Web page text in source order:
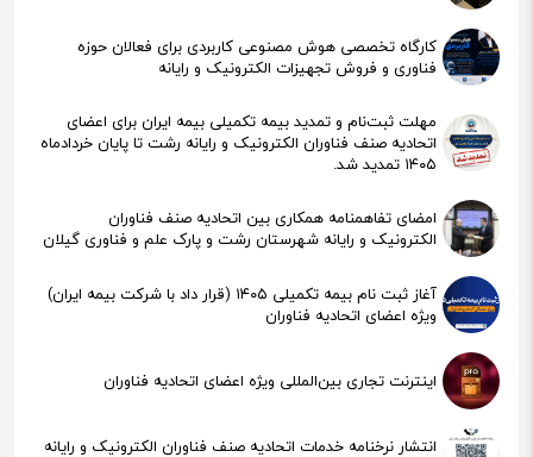
کارگاه تخصصی هوش مصنوعی کاربردی برای فعالان حوزه
فناوری و فروش تجهیزات الکترونیک و رایانه
مهلت ثبت‌نام و تمدید بیمه تکمیلی بیمه ایران برای اعضای
اتحادیه صنف فناوران الکترونیک و رایانه رشت تا پایان خردادماه
۱۴۰۵ تمدید شد.
امضای تفاهمنامه همکاری بین اتحادیه صنف فناوران
الکترونیک و رایانه شهرستان رشت و پارک علم و فناوری گیلان
آغاز ثبت نام بیمه تکمیلی ۱۴۰۵ (قرار داد با شرکت بیمه ایران)
ویژه اعضای اتحادیه فناوران
اینترنت تجاری بین‌المللی ویژه اعضای اتحادیه فناوران
انتشار نرخنامه خدمات اتحادیه صنف فناوران الکترونیک و رایانه